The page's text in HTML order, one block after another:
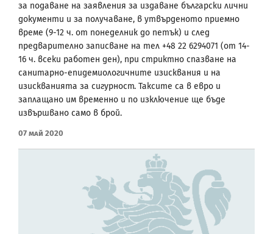
за подаване на заявления за издаване български лични
документи и за получаване, в утвърденото приемно
време (9-12 ч. от понеделник до петък) и след
предварително записване на тел +48 22 6294071 (от 14-
16 ч. всеки работен ден), при стриктно спазване на
санитарно-епидемиологичните изисквания и на
изискванията за сигурност. Таксите са в евро и
заплащано им временно и по изключение ще бъде
извършвано само в брой.
07 Май 2020